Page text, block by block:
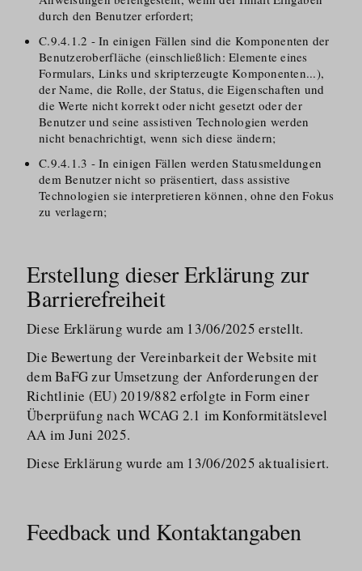
durch den Benutzer erfordert;
C.9.4.1.2 - In einigen Fällen sind die Komponenten der
Benutzeroberfläche (einschließlich: Elemente eines
Formulars, Links und skripterzeugte Komponenten...),
der Name, die Rolle, der Status, die Eigenschaften und
die Werte nicht korrekt oder nicht gesetzt oder der
Benutzer und seine assistiven Technologien werden
nicht benachrichtigt, wenn sich diese ändern;
C.9.4.1.3 - In einigen Fällen werden Statusmeldungen
dem Benutzer nicht so präsentiert, dass assistive
Technologien sie interpretieren können, ohne den Fokus
zu verlagern;
Erstellung dieser Erklärung zur
Barrierefreiheit
Diese Erklärung wurde am 13/​06/​2025 erstellt.
Die Bewertung der Vereinbarkeit der Website mit
dem BaFG zur Umsetzung der Anforderungen der
Richtlinie (EU) 2019/​882 erfolgte in Form einer
Überprüfung nach WCAG 2.1 im Konformi­tätslevel
AA im Juni 2025.
Diese Erklärung wurde am 13/​06/​2025 aktualisiert.
Feedback und Kontaktangaben